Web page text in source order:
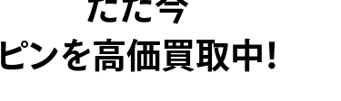
ただ今
ピンを高価買取中！